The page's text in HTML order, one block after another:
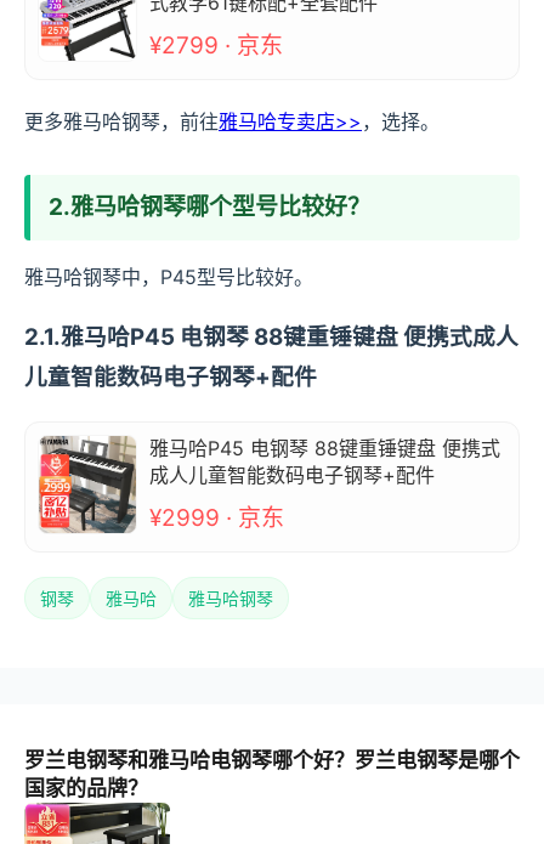
¥2799 · 京东
更多雅马哈钢琴，前往雅马哈专卖店>> ，选择。
2.雅马哈钢琴哪个型号比较好？
雅马哈钢琴中，P45型号比较好。
2.1.雅马哈P45 电钢琴 88键重锤键盘 便携式成人
儿童智能数码电子钢琴+配件
雅马哈P45 电钢琴 88键重锤键盘 便携式
成人儿童智能数码电子钢琴+配件
¥2999 · 京东
钢琴 雅马哈 雅马哈钢琴
罗兰电钢琴和雅马哈电钢琴哪个好？罗兰电钢琴是哪个
国家的品牌？